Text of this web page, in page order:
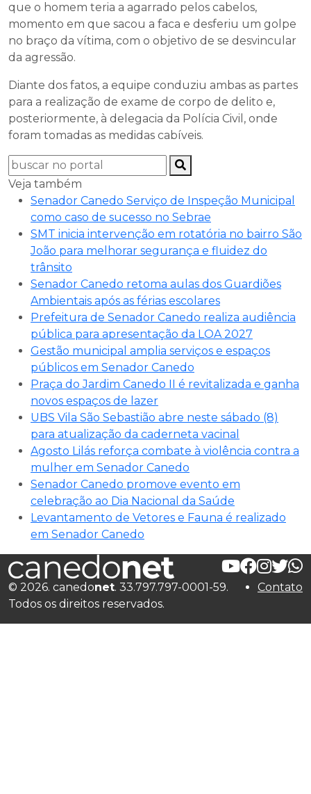
que o homem teria a agarrado pelos cabelos,
momento em que sacou a faca e desferiu um golpe
no braço da vítima, com o objetivo de se desvincular
da agressão.
Diante dos fatos, a equipe conduziu ambas as partes
para a realização de exame de corpo de delito e,
posteriormente, à delegacia da Polícia Civil, onde
foram tomadas as medidas cabíveis.
Veja também
Senador Canedo Serviço de Inspeção Municipal
como caso de sucesso no Sebrae
SMT inicia intervenção em rotatória no bairro São
João para melhorar segurança e fluidez do
trânsito
Senador Canedo retoma aulas dos Guardiões
Ambientais após as férias escolares
Prefeitura de Senador Canedo realiza audiência
pública para apresentação da LOA 2027
Gestão municipal amplia serviços e espaços
públicos em Senador Canedo
Praça do Jardim Canedo II é revitalizada e ganha
novos espaços de lazer
UBS Vila São Sebastião abre neste sábado (8)
para atualização da caderneta vacinal
Agosto Lilás reforça combate à violência contra a
mulher em Senador Canedo
Senador Canedo promove evento em
celebração ao Dia Nacional da Saúde
Levantamento de Vetores e Fauna é realizado
em Senador Canedo
© 2026. canedonet. 33.797.797-0001-59.
Todos os direitos reservados.
Contato